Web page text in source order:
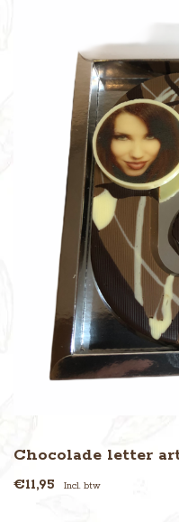
Chocolade letter
€11,95 Incl. btw